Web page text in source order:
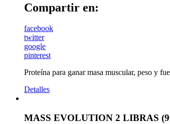
Compartir en:
facebook
twitter
google
pinterest
Proteína para ganar masa muscular, peso y
Detalles
MASS EVOLUTION 2 LIBRAS